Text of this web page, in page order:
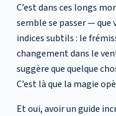
C’est dans ces longs
semble se passer — que
indices subtils : le
changement dans le
suggère que quelque
C’est là que la magie
Et oui, avoir un guide